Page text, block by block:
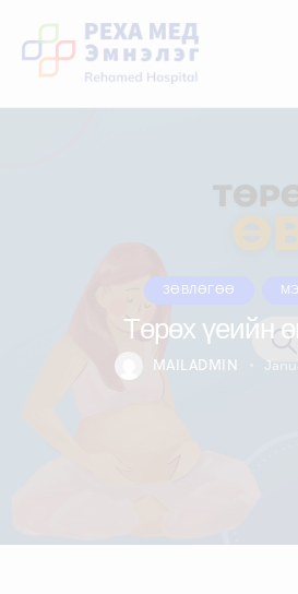
ЗӨВЛӨГӨӨ
Төрөх үеийн
MAILADMIN